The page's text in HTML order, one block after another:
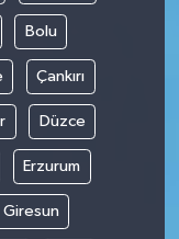
Bolu
Çankırı
Düzce
Erzurum
Giresun